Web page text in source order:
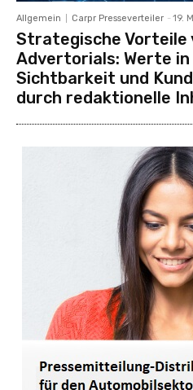
Allgemein Carpr Presseverteiler - 19.
Strategische Vorteile
Advertorials: Werte in
Sichtbarkeit und
durch redaktionelle